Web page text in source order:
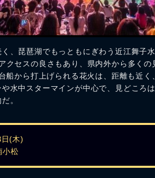
、琵琶湖でもっともにぎわう近江舞子
クセスの良さもあり、県内外から多くの
船から打上げられる花火は、距離も近く
水中スターマインが中心で、見どころ
。
(木)
小松